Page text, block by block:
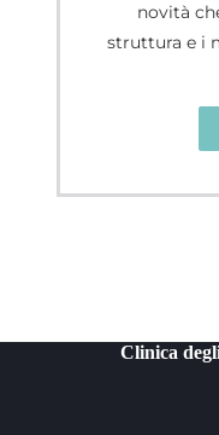
novità
struttura e i
Clinica